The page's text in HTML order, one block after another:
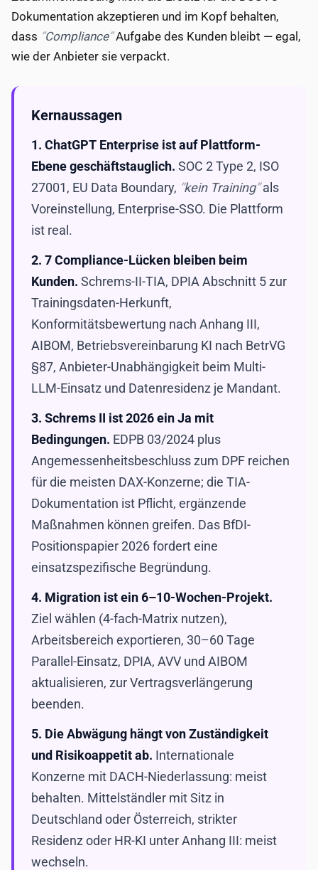
Dokumentation akzeptieren und im Kopf behalten,
dass Compliance Aufgabe des Kunden bleibt — egal,
wie der Anbieter sie verpackt.
Kernaussagen
1. ChatGPT Enterprise ist auf Plattform-
Ebene geschäftstauglich. SOC 2 Type 2, ISO
27001, EU Data Boundary, kein Training als
Voreinstellung, Enterprise-SSO. Die Plattform
ist real.
2. 7 Compliance-Lücken bleiben beim
Kunden. Schrems-II-TIA, DPIA Abschnitt 5 zur
Trainingsdaten-Herkunft,
Konformitätsbewertung nach Anhang III,
AIBOM, Betriebsvereinbarung KI nach BetrVG
§87, Anbieter-Unabhängigkeit beim Multi-
LLM-Einsatz und Datenresidenz je Mandant.
3. Schrems II ist 2026 ein Ja mit
Bedingungen. EDPB 03/2024 plus
Angemessenheitsbeschluss zum DPF reichen
für die meisten DAX-Konzerne; die TIA-
Dokumentation ist Pflicht, ergänzende
Maßnahmen können greifen. Das BfDI-
Positionspapier 2026 fordert eine
einsatzspezifische Begründung.
4. Migration ist ein 6–10-Wochen-Projekt.
Ziel wählen (4-fach-Matrix nutzen),
Arbeitsbereich exportieren, 30–60 Tage
Parallel-Einsatz, DPIA, AVV und AIBOM
aktualisieren, zur Vertragsverlängerung
beenden.
5. Die Abwägung hängt von Zuständigkeit
und Risikoappetit ab. Internationale
Konzerne mit DACH-Niederlassung: meist
behalten. Mittelständler mit Sitz in
Deutschland oder Österreich, strikter
Residenz oder HR-KI unter Anhang III: meist
wechseln.